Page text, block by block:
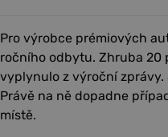
Pro výrobce prémiových
ročního odbytu. Zhruba 20
vyplynulo z výroční zprávy.
Právě na ně dopadne
místě.